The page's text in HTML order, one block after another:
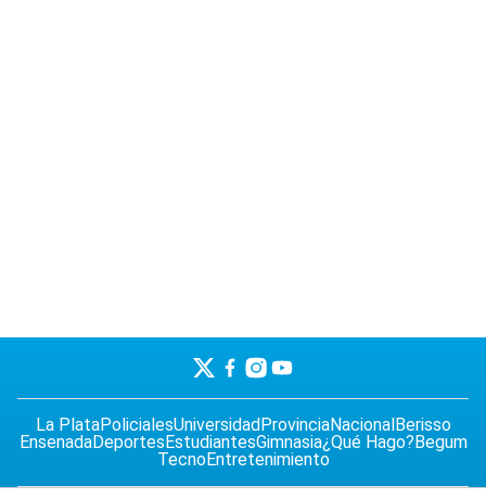
La PlataPolicialesUniversidadProvinciaNacionalBerisso
EnsenadaDeportesEstudiantesGimnasia¿Qué Hago?Begum
TecnoEntretenimiento